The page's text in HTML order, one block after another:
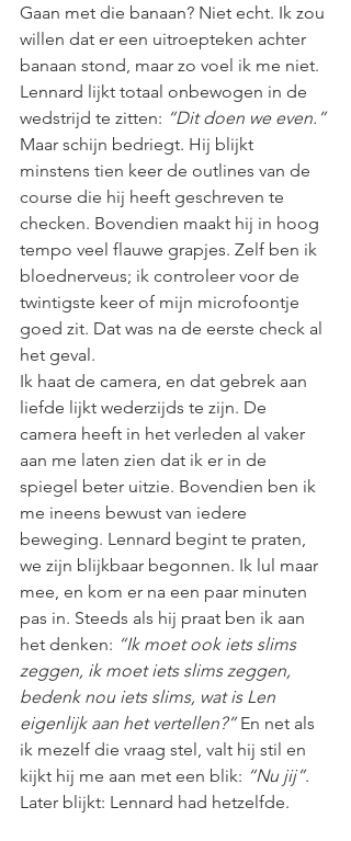
Gaan met die banaan? Niet echt. Ik zou
willen dat er een uitroepteken achter
banaan stond, maar zo voel ik me niet.
Lennard lijkt totaal onbewogen in de
wedstrijd te zitten: “Dit doen we even.”
Maar schijn bedriegt. Hij blijkt
minstens tien keer de outlines van de
course die hij heeft geschreven te
checken. Bovendien maakt hij in hoog
tempo veel flauwe grapjes. Zelf ben ik
bloednerveus; ik controleer voor de
twintigste keer of mijn microfoontje
goed zit. Dat was na de eerste check al
het geval.
Ik haat de camera, en dat gebrek aan
liefde lijkt wederzijds te zijn. De
camera heeft in het verleden al vaker
aan me laten zien dat ik er in de
spiegel beter uitzie. Bovendien ben ik
me ineens bewust van iedere
beweging. Lennard begint te praten,
we zijn blijkbaar begonnen. Ik lul maar
mee, en kom er na een paar minuten
pas in. Steeds als hij praat ben ik aan
het denken: “Ik moet ook iets slims
zeggen, ik moet iets slims zeggen,
bedenk nou iets slims, wat is Len
eigenlijk aan het vertellen?” En net als
ik mezelf die vraag stel, valt hij stil en
kijkt hij me aan met een blik: “Nu jij”.
Later blijkt: Lennard had hetzelfde.